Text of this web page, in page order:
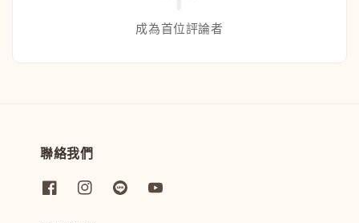
成為首位評論者
聯絡我們